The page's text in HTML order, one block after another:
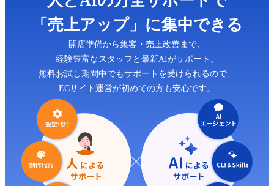
「売上アップ」に集中できる
開店準備から集客・売上改善まで、
経験豊富なスタッフと最新AIがサポート。
無料お試し期間中でもサポートを受けられるので、
ECサイト運営が初めての方も安心です。